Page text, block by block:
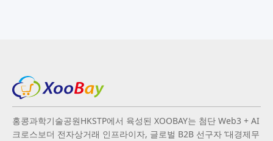
홍콩과학기술공원HKSTP에서 육성된 XOOBAY는 첨단 Web3 + AI
크로스보더 전자상거래 인프라이자, 글로벌 B2B 선구자 ‘대경제무